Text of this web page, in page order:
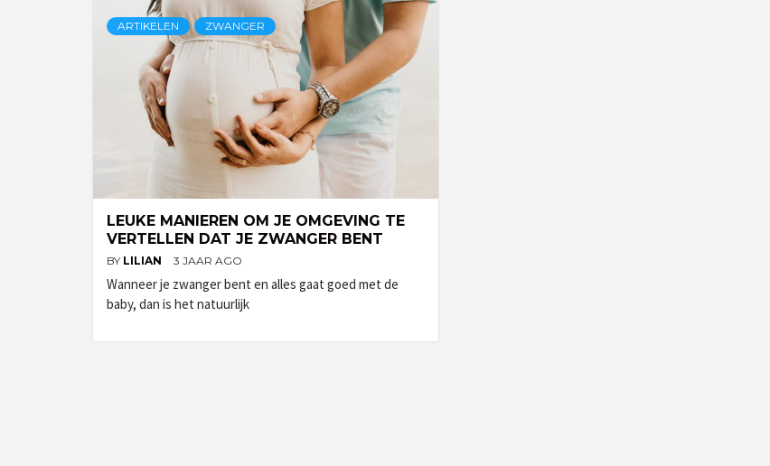
ARTIKELEN ZWANGER
LEUKE MANIEREN OM JE OMGEVING TE
VERTELLEN DAT JE ZWANGER BENT
BY LILIAN 3 JAAR AGO
Wanneer je zwanger bent en alles gaat goed met de
baby, dan is het natuurlijk